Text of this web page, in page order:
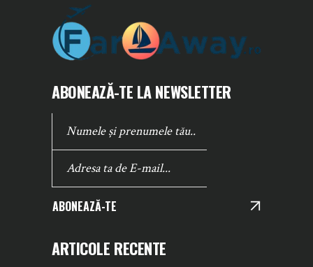
ABONEAZĂ-TE LA NEWSLETTER
ABONEAZĂ-TE
ARTICOLE RECENTE